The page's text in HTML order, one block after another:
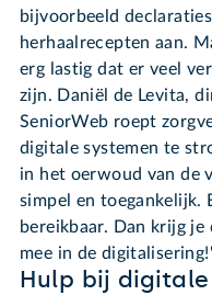
bijvoorbeeld
herhaalrecepten aan.
erg lastig dat er veel
zijn. Daniël de Levita,
SeniorWeb roept
digitale systemen te
in het oerwoud van de
simpel en toegankelijk.
bereikbaar. Dan krijg je
mee in de digitalisering!'
Hulp bij